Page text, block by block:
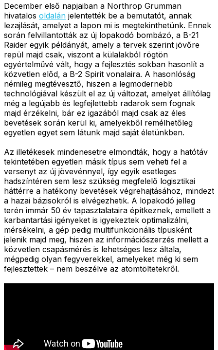
December első napjaiban a Northrop Grumman
hivatalos oldalán jelentették be a bemutatót, annak
lezajlását, amelyet a lapon mi is megtekinthetünk. Ennek
során felvillantották az új lopakodó bombázó, a B-21
Raider egyik példányát, amely a tervek szerint jövőre
repül majd csak, viszont a külalakból rögtön
egyértelművé vált, hogy a fejlesztés sokban hasonlít a
közvetlen előd, a B-2 Spirit vonalaira. A hasonlóság
némileg megtévesztő, hiszen a legmodernebb
technológiával készült el az új változat, amelyet állítólag
még a legújabb és legfejlettebb radarok sem fognak
majd érzékelni, bár ez igazából majd csak az éles
bevetések során kerül ki, amelyekből remélhetőleg
egyetlen egyet sem látunk majd saját életünkben.
Az illetékesek mindenesetre elmondták, hogy a hatótáv
tekintetében egyetlen másik típus sem veheti fel a
versenyt az új jövevénnyel, így egyik esetleges
hadszíntéren sem lesz szükség megfelelő logisztikai
háttérre a hatékony bevetések végrehajtásához, mindezt
a hazai bázisokról is elvégezhetik. A lopakodó jelleg
terén immár 50 év tapasztalataira építkeznek, emellett a
karbantartási igényeket is igyekeztek optimalizálni,
mérsékelni, a gép pedig multifunkcionális típusként
jelenik majd meg, hiszen az információszerzés mellett a
közvetlen csapásmérés is lehetséges lesz általa,
mégpedig olyan fegyverekkel, amelyeket még ki sem
fejlesztettek – nem beszélve az atomtöltetekről.